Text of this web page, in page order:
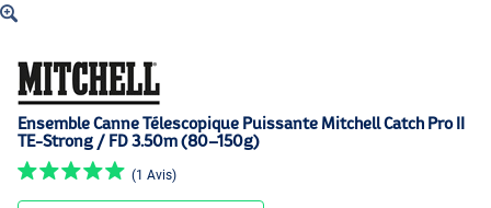
Ensemble Canne Télescopique Puissante Mitchell Catch Pro II
TE-Strong / FD 3.50m (80–150g)
(1 Avis)